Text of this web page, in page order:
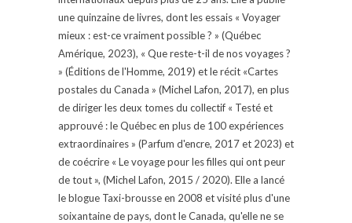
une quinzaine de livres, dont les essais « Voyager
mieux : est-ce vraiment possible ? » (Québec
Amérique, 2023), « Que reste-t-il de nos voyages ?
» (Éditions de l'Homme, 2019) et le récit «Cartes
postales du Canada » (Michel Lafon, 2017), en plus
de diriger les deux tomes du collectif « Testé et
approuvé : le Québec en plus de 100 expériences
extraordinaires » (Parfum d'encre, 2017 et 2023) et
de coécrire « Le voyage pour les filles qui ont peur
de tout », (Michel Lafon, 2015 / 2020). Elle a lancé
le blogue Taxi-brousse en 2008 et visité plus d'une
soixantaine de pays, dont le Canada, qu'elle ne se